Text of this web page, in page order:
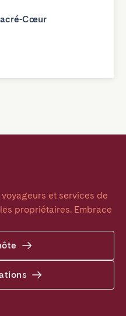
Cœur
et services de
propriétaires. Embrace